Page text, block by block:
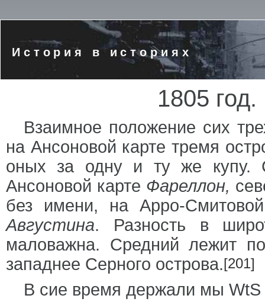
История в историях
1805
Взаимное положение сих
на Ансоновой карте тремя
оных за одну и ту же купу.
Ансоновой карте Фареллон,
без имени, на Арро-
Августина. Разность в
маловажна. Средний лежит
западнее Серного острова.[201]
В сие время держали мы WtS